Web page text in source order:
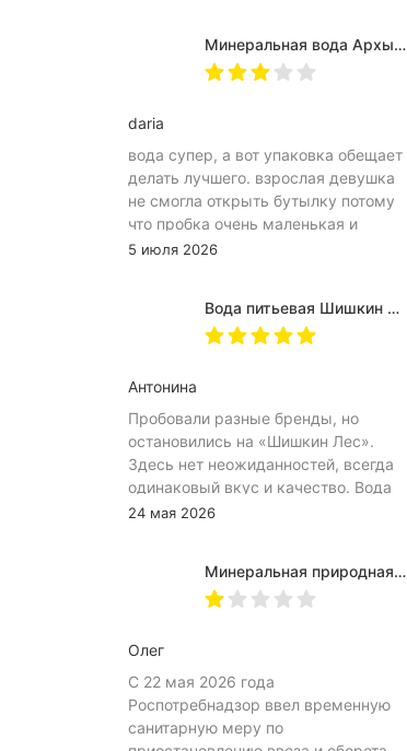
Минеральная вода Архыз Vita негазированная, ПЭТ 0.5 л (12 штук)
daria
вода супер, а вот упаковка обещает
делать лучшего. взрослая девушка
не смогла открыть бутылку потому
что пробка очень маленькая и
неудобное расположение
затрудняет открытию бутылка.
Плюс рубцы на пробке мелкие, что
5 июля 2026
Вода питьевая Шишкин лес в (одноразовой) таре 19 литров
Антонина
Пробовали разные бренды, но
остановились на «Шишкин Лес».
Здесь нет неожиданностей, всегда
одинаковый вкус и качество. Вода
хорошо идёт и холодной, и
подходит. Это, наверное, главный
показатель.
24 мая 2026
Минеральная природная вода Jermuk / Джермук газированная, Пэт (1,0л*6шт)
Олег
С 22 мая 2026 года
Роспотребнадзор ввел временную
санитарную меру по